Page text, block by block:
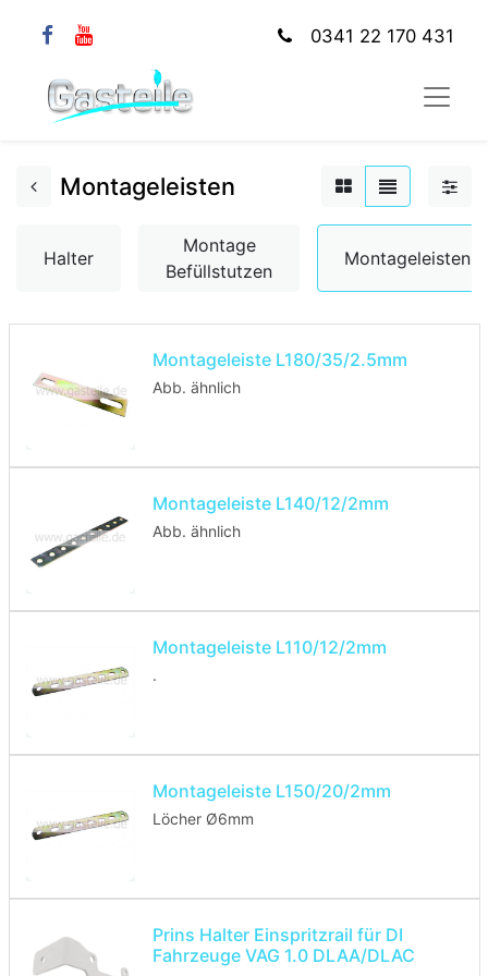
0341 22 170 431
Montageleisten
Halter
Montage
Befüllstutzen
Montageleisten
Montageleiste L180/35/2.5mm
Abb. ähnlich
Montageleiste L140/12/2mm
Abb. ähnlich
Montageleiste L110/12/2mm
.
Montageleiste L150/20/2mm
Löcher Ø6mm
Prins Halter Einspritzrail für DI
Fahrzeuge VAG 1.0 DLAA/DLAC